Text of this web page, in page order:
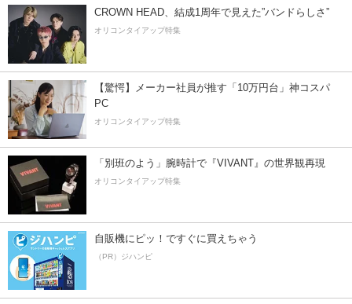
CROWN HEAD、結成1周年で見えた”バンドらしさ”
オリコンタイアップ特集
【驚愕】メーカー社員が推す「10万円台」神コスパ
PC
オリコンタイアップ特集
「別班のよう」腕時計で『VIVANT』の世界観再現
オリコンタイアップ特集
自販機にピッ！ですぐに買えちゃう
（PR）ジハンピ